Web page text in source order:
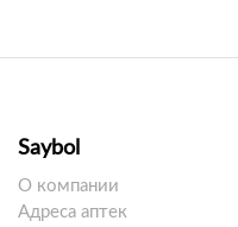
Saybol
О компании
Адреса аптек